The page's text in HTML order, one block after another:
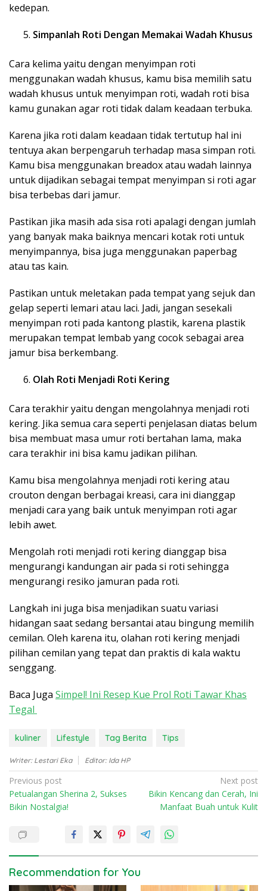
kedepan.
Simpanlah Roti Dengan Memakai Wadah Khusus
Cara kelima yaitu dengan menyimpan roti
menggunakan wadah khusus, kamu bisa memilih satu
wadah khusus untuk menyimpan roti, wadah roti bisa
kamu gunakan agar roti tidak dalam keadaan terbuka.
Karena jika roti dalam keadaan tidak tertutup hal ini
tentuya akan berpengaruh terhadap masa simpan roti.
Kamu bisa menggunakan breadox atau wadah lainnya
untuk dijadikan sebagai tempat menyimpan si roti agar
bisa terbebas dari jamur.
Pastikan jika masih ada sisa roti apalagi dengan jumlah
yang banyak maka baiknya mencari kotak roti untuk
menyimpannya, bisa juga menggunakan paperbag
atau tas kain.
Pastikan untuk meletakan pada tempat yang sejuk dan
gelap seperti lemari atau laci. Jadi, jangan sesekali
menyimpan roti pada kantong plastik, karena plastik
merupakan tempat lembab yang cocok sebagai area
jamur bisa berkembang.
Olah Roti Menjadi Roti Kering
Cara terakhir yaitu dengan mengolahnya menjadi roti
kering. Jika semua cara seperti penjelasan diatas belum
bisa membuat masa umur roti bertahan lama, maka
cara terakhir ini bisa kamu jadikan pilihan.
Kamu bisa mengolahnya menjadi roti kering atau
crouton dengan berbagai kreasi, cara ini dianggap
menjadi cara yang baik untuk menyimpan roti agar
lebih awet.
Mengolah roti menjadi roti kering dianggap bisa
mengurangi kandungan air pada si roti sehingga
mengurangi resiko jamuran pada roti.
Langkah ini juga bisa menjadikan suatu variasi
hidangan saat sedang bersantai atau bingung memilih
cemilan. Oleh karena itu, olahan roti kering menjadi
pilihan cemilan yang tepat dan praktis di kala waktu
senggang.
Baca Juga Simpel! Ini Resep Kue Prol Roti Tawar Khas
Tegal
kuliner Lifestyle Tag Berita Tips
Writer: Lestari Eka Editor: Ida HP
P
o
s
a
v
Previous post
Petualangan Sherina 2, Sukses
Bikin Nostalgia!
Next post
Bikin Kencang dan Cerah, Ini
Manfaat Buah untuk Kulit
Recommendation for You